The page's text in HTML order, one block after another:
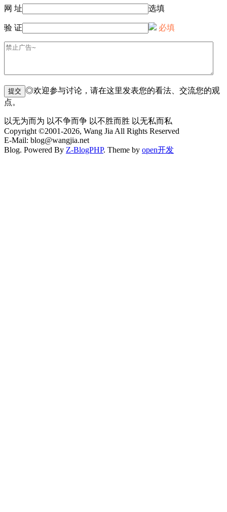
网 址 选填
验 证 必填
◎欢迎参与讨论，请在这里发表您的看法、交流您的观
点。
以无为而为 以不争而争 以不胜而胜 以无私而私
Copyright ©2001-2026, Wang Jia All Rights Reserved
E-Mail: blog@wangjia.net
Blog. Powered By Z-BlogPHP. Theme by open开发